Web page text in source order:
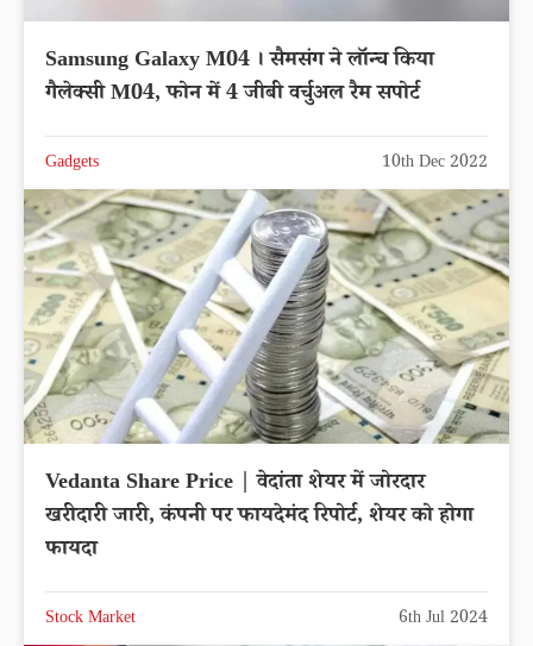
Samsung Galaxy M04 । सैमसंग ने लॉन्च किया
गैलेक्सी M04, फोन में 4 जीबी वर्चुअल रैम सपोर्ट
Gadgets 10th Dec 2022
Vedanta Share Price | वेदांता शेयर में जोरदार
खरीदारी जारी, कंपनी पर फायदेमंद रिपोर्ट, शेयर को होगा
फायदा
Stock Market 6th Jul 2024